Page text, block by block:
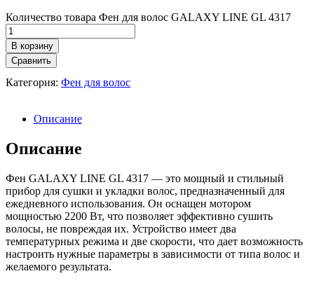
Количество товара Фен для волос GALAXY LINE GL 4317
В корзину
Сравнить
Категория: Фен для волос
Описание
Описание
Фен GALAXY LINE GL 4317 — это мощный и стильный
прибор для сушки и укладки волос, предназначенный для
ежедневного использования. Он оснащен мотором
мощностью 2200 Вт, что позволяет эффективно сушить
волосы, не повреждая их. Устройство имеет два
температурных режима и две скорости, что дает возможность
настроить нужные параметры в зависимости от типа волос и
желаемого результата.